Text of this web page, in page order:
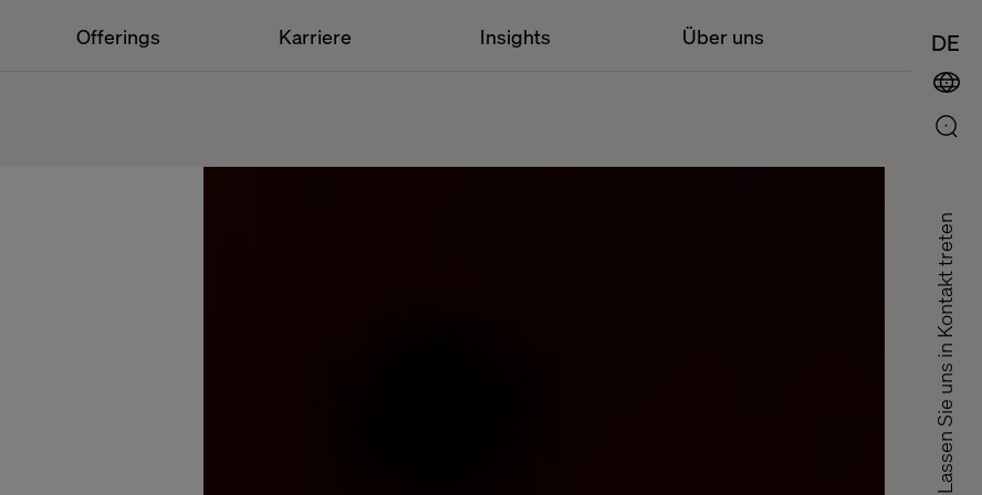
Offerings Karriere Insights Über uns DE
Lassen Sie uns in Kontakt treten